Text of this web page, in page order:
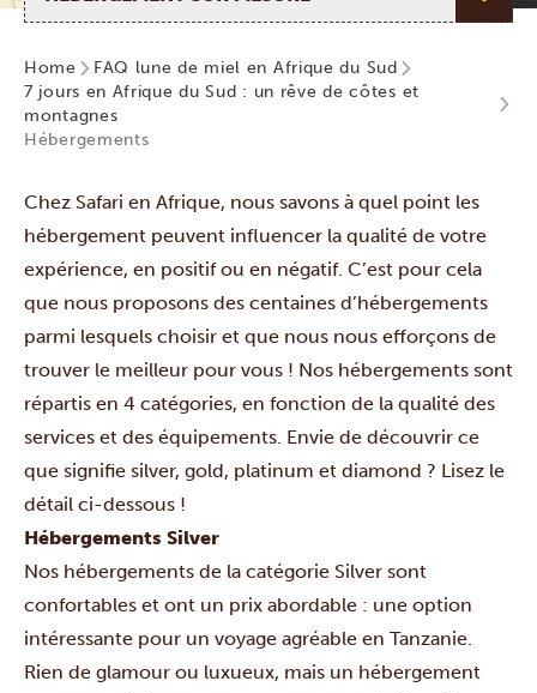
Home
FAQ lune de miel en Afrique du Sud
7 jours en Afrique du Sud : un rêve de côtes et
montagnes
Hébergements
Chez Safari en Afrique, nous savons à quel point les
hébergement peuvent influencer la qualité de votre
expérience, en positif ou en négatif. C’est pour cela
que nous proposons des centaines d’hébergements
parmi lesquels choisir et que nous nous efforçons de
trouver le meilleur pour vous ! Nos hébergements sont
répartis en 4 catégories, en fonction de la qualité des
services et des équipements. Envie de découvrir ce
que signifie silver, gold, platinum et diamond ? Lisez le
détail ci-dessous !
Hébergements Silver
Nos hébergements de la catégorie Silver sont
confortables et ont un prix abordable : une option
intéressante pour un voyage agréable en Tanzanie.
Rien de glamour ou luxueux, mais un hébergement